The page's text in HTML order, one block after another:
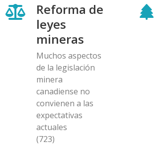
Reforma de
leyes
mineras
Muchos aspectos
de la legislación
minera
canadiense no
convienen a las
expectativas
actuales
(723)